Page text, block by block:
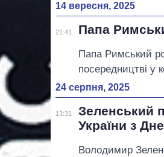
14 вересня, 2025
21:41 Папа
Папа Римський
посередництві у
24 серпня, 2025
13:31
Зеленський
України з
Володимир